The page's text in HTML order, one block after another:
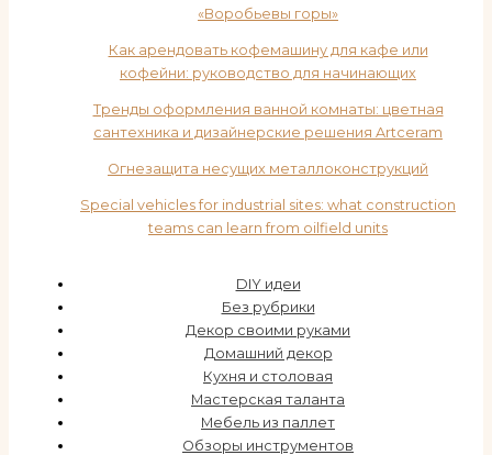
«Воробьевы горы»
Как арендовать кофемашину для кафе или
кофейни: руководство для начинающих
Тренды оформления ванной комнаты: цветная
сантехника и дизайнерские решения Artceram
Огнезащита несущих металлоконструкций
Special vehicles for industrial sites: what construction
teams can learn from oilfield units
DIY идеи
Без рубрики
Декор своими руками
Домашний декор
Кухня и столовая
Мастерская таланта
Мебель из паллет
Обзоры инструментов